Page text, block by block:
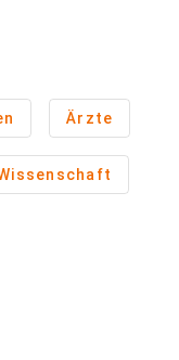
Ärzte